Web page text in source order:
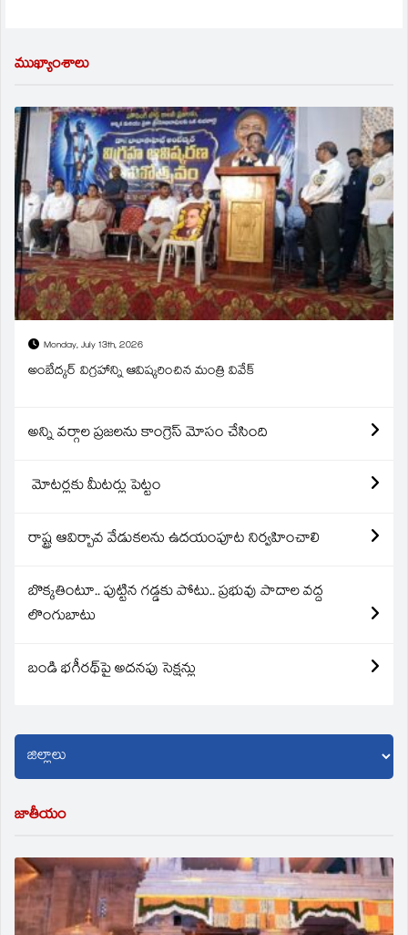
ముఖ్యాంశాలు
Monday, July 13th, 2026
అంబేద్కర్ విగ్రహాన్ని ఆవిష్కరించిన మంత్రి వివేక్
అన్ని వర్గాల ప్రజలను కాంగ్రెస్ మోసం చేసింది
మోటర్లకు మీటర్లు పెట్టం
రాష్ట్ర ఆవిర్బావ వేడుకలను ఉదయంపూట నిర్వహించాలి
బొక్కతింటూ.. పుట్టిన గడ్డకు పోటు.. ప్రభువు పాదాల వద్ద
లొంగుబాటు
బండి భగీరథ్‌పై అదనపు సెక్షన్లు
జాతీయం